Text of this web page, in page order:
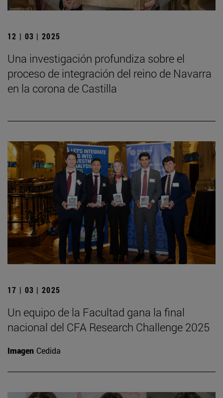
12 | 03 | 2025
Una investigación profundiza sobre el
proceso de integración del reino de Navarra
en la corona de Castilla
17 | 03 | 2025
Un equipo de la Facultad gana la final
nacional del CFA Research Challenge 2025
Imagen Cedida